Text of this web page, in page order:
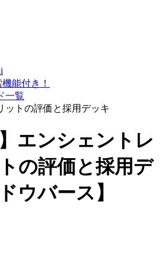
能付き！
一覧
ットの評価と採用デッキ
エンシェントレ
の評価と採用デ
ウバース】